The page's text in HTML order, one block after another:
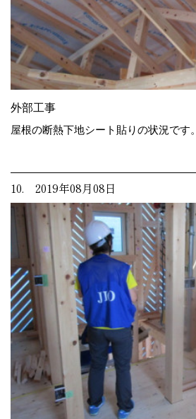
外部工事
屋根の断熱下地シート貼りの状況です。
10. 2019年08月08日